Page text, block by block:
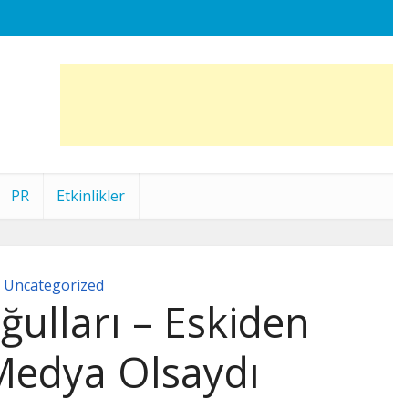
PR Etkinlikler
Uncategorized
– Eskiden
Olsaydı